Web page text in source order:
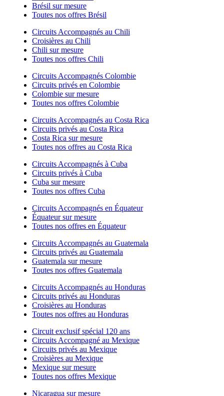
Brésil sur mesure
Toutes nos offres Brésil
Circuits Accompagnés au Chili
Croisières au Chili
Chili sur mesure
Toutes nos offres Chili
Circuits Accompagnés Colombie
Circuits privés en Colombie
Colombie sur mesure
Toutes nos offres Colombie
Circuits Accompagnés au Costa Rica
Circuits privés au Costa Rica
Costa Rica sur mesure
Toutes nos offres au Costa Rica
Circuits Accompagnés à Cuba
Circuits privés à Cuba
Cuba sur mesure
Toutes nos offres Cuba
Circuits Accompagnés en Équateur
Équateur sur mesure
Toutes nos offres en Équateur
Circuits Accompagnés au Guatemala
Circuits privés au Guatemala
Guatemala sur mesure
Toutes nos offres Guatemala
Circuits Accompagnés au Honduras
Circuits privés au Honduras
Croisières au Honduras
Toutes nos offres au Honduras
Circuit exclusif spécial 120 ans
Circuits Accompagné au Mexique
Circuits privés au Mexique
Croisières au Mexique
Mexique sur mesure
Toutes nos offres Mexique
Nicaragua sur mesure